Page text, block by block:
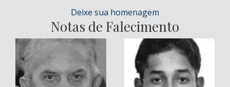
Deixe sua homenagem
Notas de Falecimento